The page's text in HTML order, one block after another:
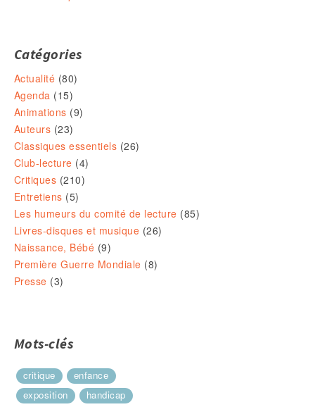
Catégories
Actualité (80)
Agenda (15)
Animations (9)
Auteurs (23)
Classiques essentiels (26)
Club-lecture (4)
Critiques (210)
Entretiens (5)
Les humeurs du comité de lecture (85)
Livres-disques et musique (26)
Naissance, Bébé (9)
Première Guerre Mondiale (8)
Presse (3)
Mots-clés
critique
enfance
exposition
handicap